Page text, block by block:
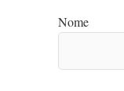
Nome